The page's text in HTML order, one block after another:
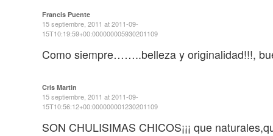
Francis Puente
15 septiembre, 2011 at 2011-09-
15T10:19:59+00:000000005930201109
Como siempre……..belleza y originalidad!!!,
Cris Martin
15 septiembre, 2011 at 2011-09-
15T10:56:12+00:000000001230201109
SON CHULISIMAS CHICOS¡¡¡ que